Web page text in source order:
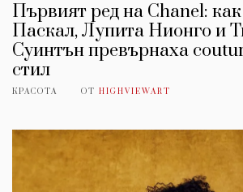
Първият ред на Chanel:
Паскал, Лупита Нионго и
Суинтън превърнаха
стил
КРАСОТА ОТ HIGHVIEWART